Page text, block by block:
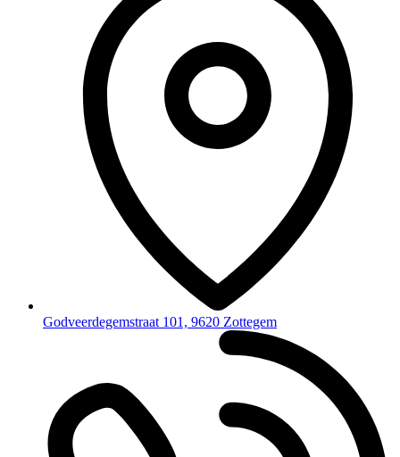
Godveerdegemstraat 101, 9620 Zottegem